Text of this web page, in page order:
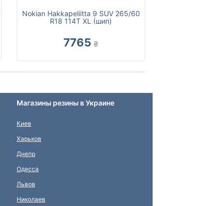
Nokian Hakkapeliitta 9 SUV 265/60
R18 114T XL (шип)
7765 ₴
Магазины резины в Украине
Киев
Харьков
Днепр
Одесса
Львов
Николаев